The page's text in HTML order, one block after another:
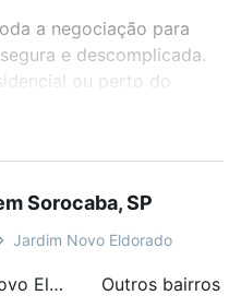
a negociação para
e descomplicada.
ou perto do
vaga à venda em
SP para
sem compromisso e
46 mil corretores e
Sorocaba, SP
Jardim Novo Eldorado
Mais imóveis em Jardim Novo Eldorado Outros bairros